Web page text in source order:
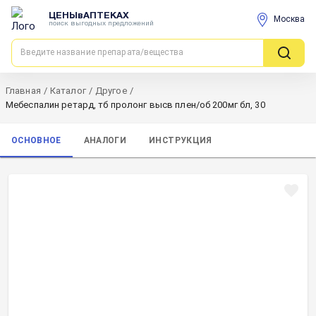
ЦЕНЫвАПТЕКАХ
поиск выгодных предложений Москва
Главная / Каталог / Другое /
Мебеспалин ретард, тб пролонг высв плен/об 200мг бл, 30
ОСНОВНОЕ АНАЛОГИ ИНСТРУКЦИЯ